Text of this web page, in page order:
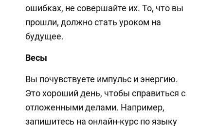
ошибках, не совершайте их. То, что вы
прошли, должно стать уроком на
будущее.
Весы
Вы почувствуете импульс и энергию.
Это хороший день, чтобы справиться с
отложенными делами. Например,
запишитесь на онлайн-курс по языку